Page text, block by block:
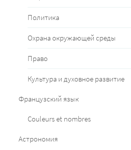
Политика
Охрана окружающей среды
Право
Культура и духовное развитие
Французский язык
Couleurs et nombres
Астрономия